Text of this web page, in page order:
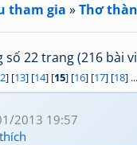
tham gia »Thơ
22 trang (216 bài
] [13] [14] [15] [16] [17] [18]
2013 19:57